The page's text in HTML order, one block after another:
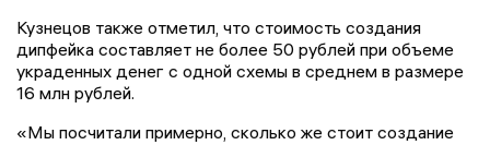
Кузнецов также отметил, что стоимость создания
дипфейка составляет не более 50 рублей при объеме
украденных денег с одной схемы в среднем в размере
16 млн рублей.
«Мы посчитали примерно, сколько же стоит создание